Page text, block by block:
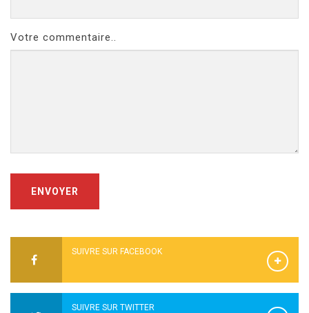
Votre commentaire..
ENVOYER
SUIVRE SUR FACEBOOK
SUIVRE SUR TWITTER